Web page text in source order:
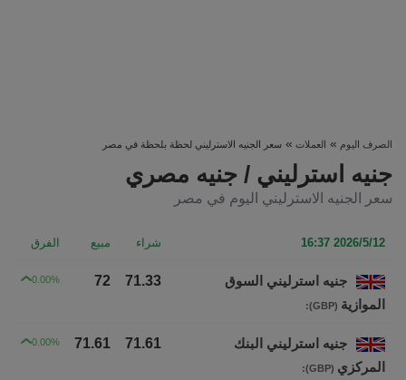
الصرف اليوم » العملات » سعر الجنيه الاسترليني لحظة بلحظة في مصر
جنيه استرليني / جنيه مصري
سعر الجنيه الاسترليني اليوم في مصر
2026/5/12 16:37 شراء مبيع الفرق
جنيه استرليني السوق
الموازية (GBP)
:
71.33
72
0.00%
جنيه استرليني البنك
المركزي (GBP)
:
71.61
71.61
0.00%